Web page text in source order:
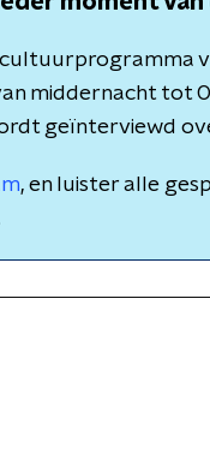
middernacht tot
geïnterviewd
, en luister alle